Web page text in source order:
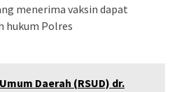
menerima vaksin dapat
hukum Polres
Daerah (RSUD) dr.